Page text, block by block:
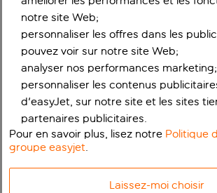
notre site Web;
personnaliser les offres dans les
pouvez voir sur notre site Web;
analyser nos performances marketing;
personnaliser les contenus
d'easyJet, sur notre site et les sites
partenaires publicitaires.
Pour en savoir plus, lisez notre Politique
groupe easyjet.
Laissez-moi choisir